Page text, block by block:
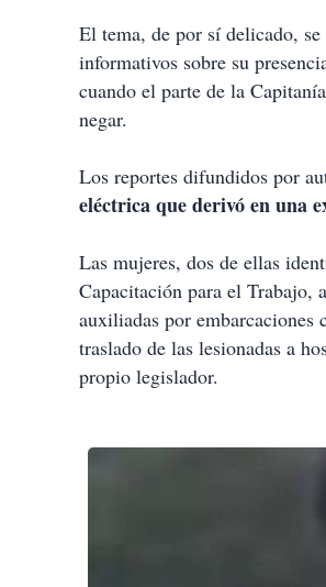
El tema, de por sí delicado,
informativos sobre su
cuando el parte de la
negar.
Los reportes difundidos por
eléctrica que derivó en una
Las mujeres, dos de ellas
Capacitación para el Trabajo,
auxiliadas por embarcaciones
traslado de las lesionadas a
propio legislador.